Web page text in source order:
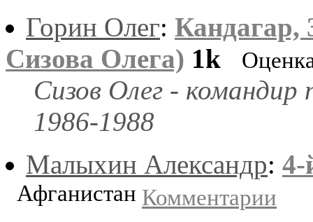
Горин Олег: Кандагар,
Сизова Олега) 1k
Сизов Олег - командир
1986-1988
Малыхин Александр: 4-
Афганистан Комментарии